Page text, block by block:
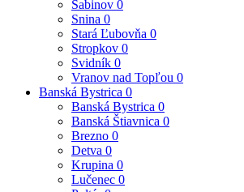
Sabinov 0
Snina 0
Stará Ľubovňa 0
Stropkov 0
Svidník 0
Vranov nad Topľou 0
Banská Bystrica 0
Banská Bystrica 0
Banská Štiavnica 0
Brezno 0
Detva 0
Krupina 0
Lučenec 0